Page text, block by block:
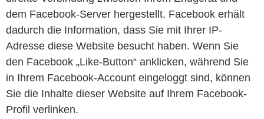
dem Facebook-Server hergestellt. Facebook erhält
dadurch die Information, dass Sie mit Ihrer IP-
Adresse diese Website besucht haben. Wenn Sie
den Facebook „Like-Button“ anklicken, während Sie
in Ihrem Facebook-Account eingeloggt sind, können
Sie die Inhalte dieser Website auf Ihrem Facebook-
Profil verlinken.